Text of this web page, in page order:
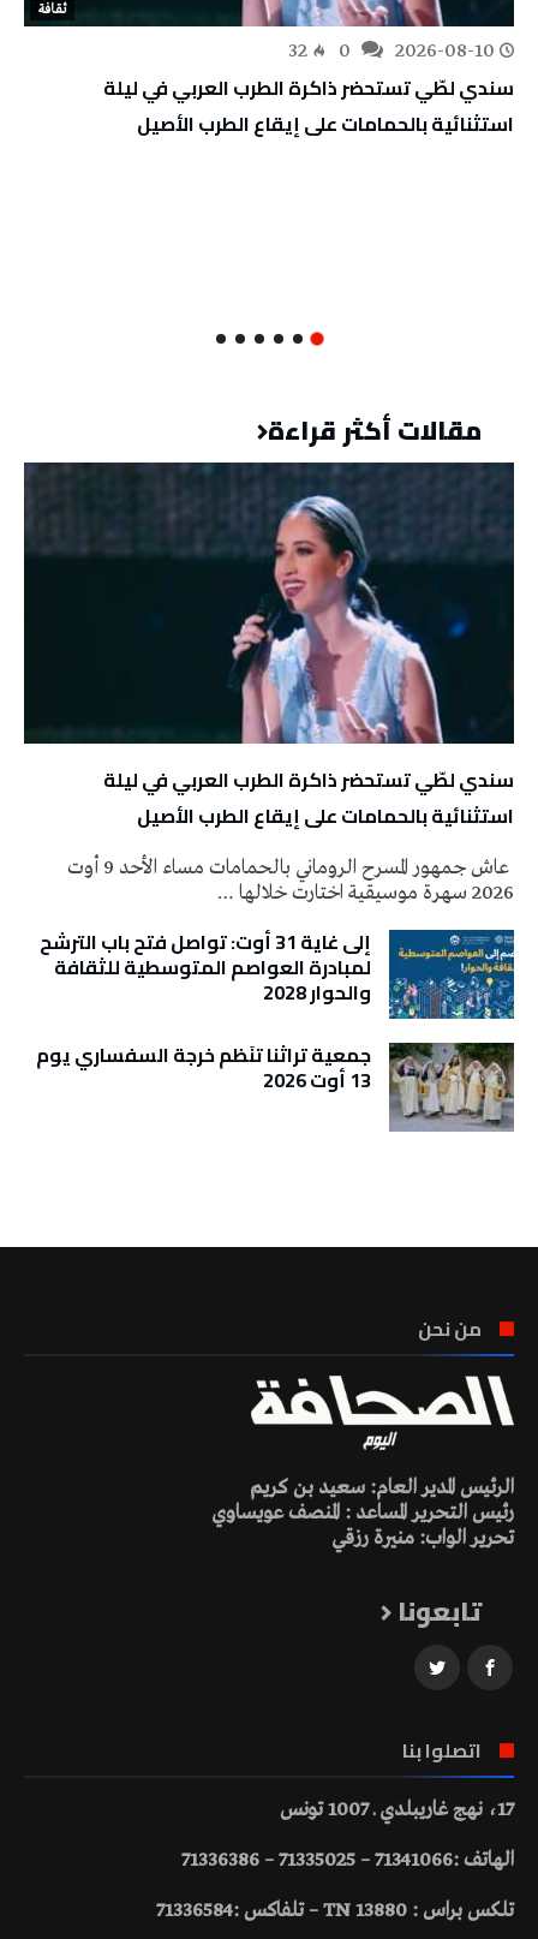
ثقافة
2026-08-10
32
سندي لطّي تستحضر ذاكرة الطرب العربي في ليلة
استثنائية بالحمامات على إيقاع الطرب الأصيل
مقالات أكثر قراءة
سندي لطّي تستحضر ذاكرة الطرب العربي في ليلة
استثنائية بالحمامات على إيقاع الطرب الأصيل
عاش جمهور المسرح الروماني بالحمامات مساء الأحد 9 أوت
2026 سهرة موسيقية اختارت خلالها …
إلى غاية 31 أوت: تواصل فتح باب الترشح
لمبادرة العواصم المتوسطية للثقافة
والحوار 2028
جمعية تراثنا تنَظم خرجة السفساري يوم
13 أوت 2026
من نحن
الرئيس المدير العام: سعيد بن كريم
رئيس التحرير المساعد : المنصف عويساوي
تحرير الواب: منيرة رزقي
تابعونا
اتصلوا بنا
17، نهج غاريبلدي ـ 1007 تونس
الهاتف :71341066 – 71335025 – 71336386
تلكس براس : 13880 TN – تلفاكس :71336584